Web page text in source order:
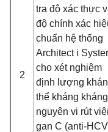
2
tra độ xác thực
độ chính xác
chuẩn hệ thống
Architect i
cho xét nghiệm
định lượng
thể kháng kháng
nguyên vi rút
gan C (anti-